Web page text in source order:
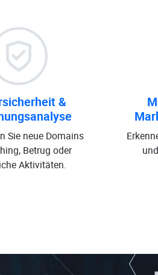
&
Sie neue Domains
Betrug oder
Aktivitäten.